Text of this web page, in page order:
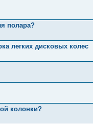
полара?
легких дисковых колес
колонки?